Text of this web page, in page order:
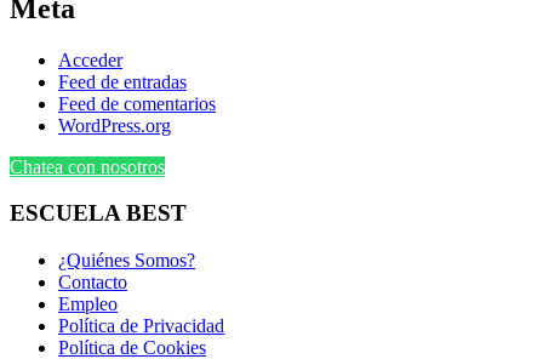
Meta
Acceder
Feed de entradas
Feed de comentarios
WordPress.org
Chatea con nosotros
ESCUELA BEST
¿Quiénes Somos?
Contacto
Empleo
Política de Privacidad
Política de Cookies